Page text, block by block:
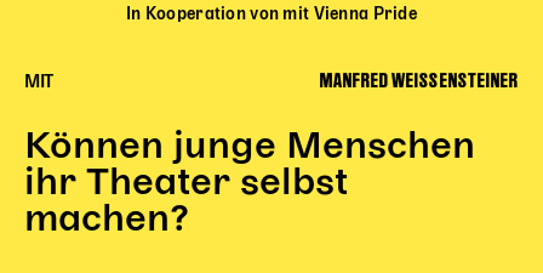
Kunst + Wissen
Partnerklasse + Partnerschule
Schulabenteuernacht
Probenklasse
In Kooperation von mit Vienna Pride
MIT MANFRED WEISSENSTEINER
Können junge Menschen
ihr Theater selbst
machen?